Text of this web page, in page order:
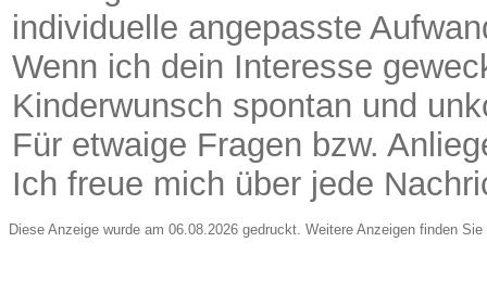
individuelle angepasste
Wenn ich dein Interesse
Kinderwunsch spontan und
Für etwaige Fragen bzw.
Ich freue mich über jede
Diese Anzeige wurde am 06.08.2026 gedruckt. Weitere Anzeigen finden